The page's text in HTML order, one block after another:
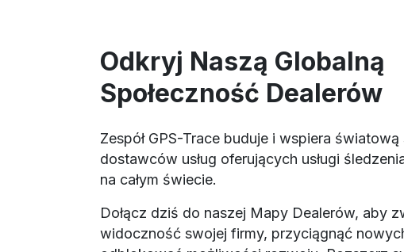
Odkryj Naszą Globalną
Społeczność Dealerów
Zespół GPS-Trace buduje i wspiera światową
dostawców usług oferujących usługi
na całym świecie.
Dołącz dziś do naszej Mapy Dealerów, aby
widoczność swojej firmy, przyciągnąć